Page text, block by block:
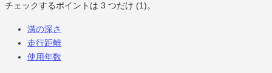
チェックするポイントは 3 つだけ (1)。
溝の深さ
走行距離
使用年数